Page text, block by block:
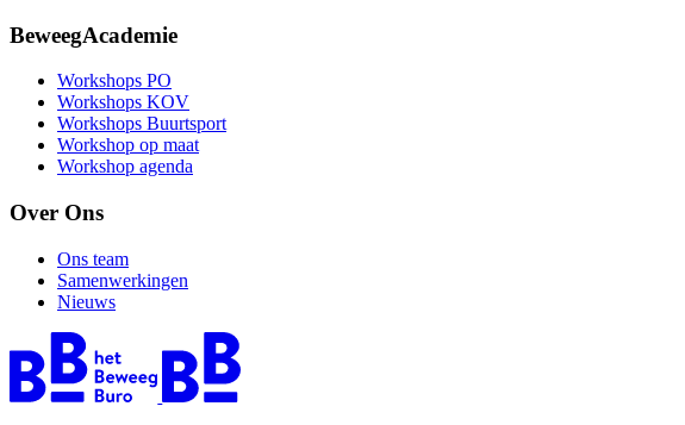
BeweegAcademie
Workshops PO
Workshops KOV
Workshops Buurtsport
Workshop op maat
Workshop agenda
Over Ons
Ons team
Samenwerkingen
Nieuws